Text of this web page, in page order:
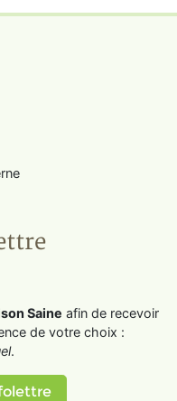
Saine afin de recevoir
de votre choix :
.